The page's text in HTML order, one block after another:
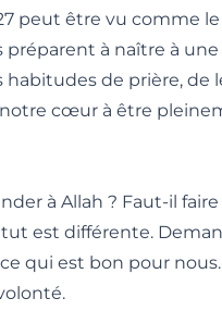
peut être vu comme
préparent à naître à
de prière, de
cœur à être
à Allah ? Faut-il
est différente.
qui est bon pour nous.